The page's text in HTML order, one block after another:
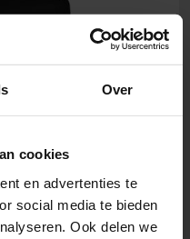
Over
cookies
en advertenties te
social media te bieden
Ook delen we